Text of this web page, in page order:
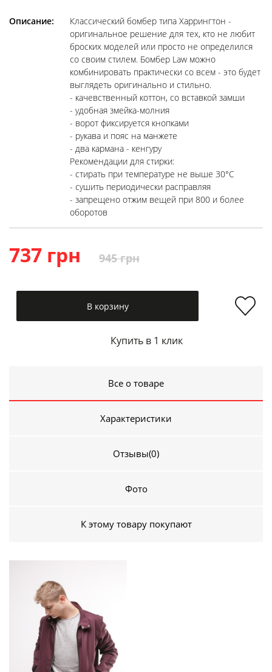
Описание:
Классический бомбер типа Харрингтон -
оригинальное решение для тех, кто не любит
броских моделей или просто не определился
со своим стилем. Бомбер Law можно
комбинировать практически со всем - это будет
выглядеть оригинально и стильно.
- качевственный коттон, со вставкой замши
- удобная змейка-молния
- ворот фиксируется кнопками
- рукава и пояс на манжете
- два кармана - кенгуру
Рекомендации для стирки:
- стирать при температуре не выше 30°C
- сушить периодически расправляя
- запрещено отжим вещей при 800 и более
оборотов
737 грн 945 грн
В корзину
Купить в 1 клик
Все о товаре
Характеристики
Отзывы(0)
Фото
К этому товару покупают